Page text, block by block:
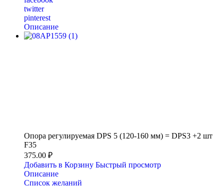
twitter
pinterest
Описание
Опора регулируемая DPS 5 (120-160 мм) = DPS3 +2 шт
F35
375.00 ₽
Добавить в Корзину Быстрый просмотр
Описание
Список желаний